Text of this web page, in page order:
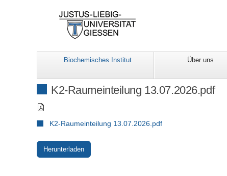
Biochemisches Institut Über uns
K2-Raumeinteilung 13.07.2026.pdf
K2-Raumeinteilung 13.07.2026.pdf
Herunterladen